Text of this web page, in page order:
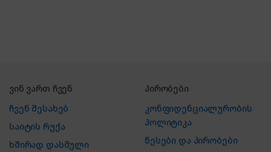
ვინ ვართ ჩვენ
ჩვენ შესახებ
საიტის რუქა
ხშირად დასმული
პირობები
კონფიდენციალურობის
პოლიტიკა
წესები და პირობები